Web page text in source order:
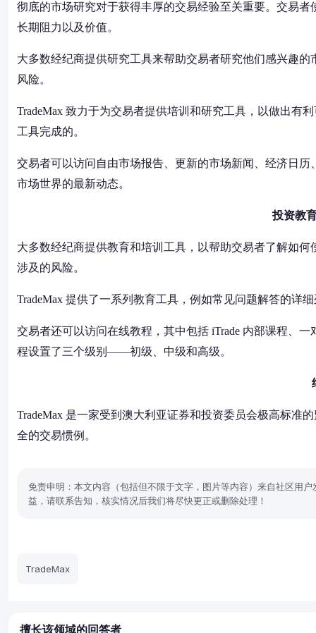
彻底的市场研究对于获得丰厚的交易经验至关重要。交易
长期阻力以及价值。
大多数经纪商提供研究工具来帮助交易者研究他们感兴趣
风险。
TradeMax 致力于为交易者提供培训和研究工具，以做出有
工具完成的。
交易者可以访问自由市场报告、更新的市场新闻、经济日
市场世界的最新动态。
投资教
大多数经纪商提供教育和培训工具，以帮助交易者了解如
涉及的风险。
TradeMax 提供了一系列教育工具，例如常见问题解答的详
交易者还可以访问在线教程，其中包括 iTrade 内部课程、
程设置了三个级别——初级、中级和高级。
TradeMax 是一家受到澳大利亚证券和投资委员会极高标准
全的交易惯例。
免责申明：本文内容（包括但不限于文字，图片等内容）来自社区用
益，请联系告知，核实情况后我们将尽快更正或删除处理！
TradeMax
擅长该领域的回答者